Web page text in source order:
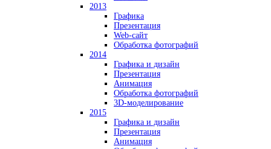
2013
Графика
Презентация
Web-сайт
Обработка фотографий
2014
Графика и дизайн
Презентация
Анимация
Обработка фотографий
3D-моделирование
2015
Графика и дизайн
Презентация
Анимация